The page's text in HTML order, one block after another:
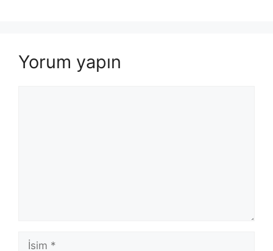
Yorum yapın
İsim